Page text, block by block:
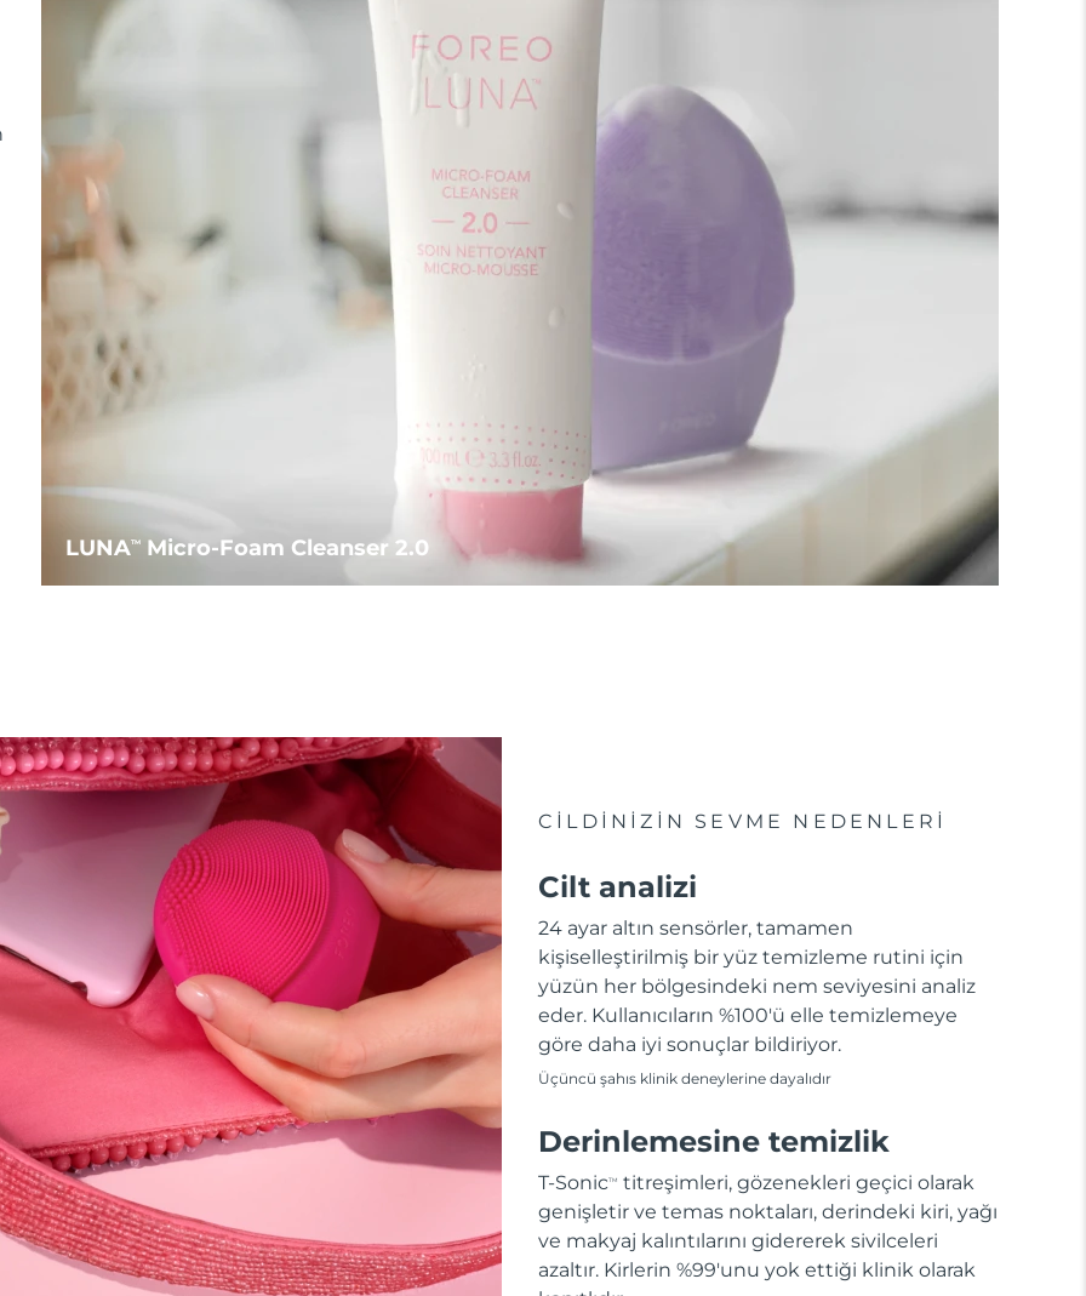
LUNATMMicro-Foam Cleanser 2.0
CİLDİNİZİN SEVME NEDENLERİ
Cilt analizi
24 ayar altın sensörler, tamamen
kişiselleştirilmiş bir yüz temizleme rutini için
yüzün her bölgesindeki nem seviyesini analiz
eder. Kullanıcıların %100'ü elle temizlemeye
göre daha iyi sonuçlar bildiriyor.
Üçüncü şahıs klinik deneylerine dayalıdır
Derinlemesine temizlik
T-SonicTM
titreşimleri, gözenekleri geçici olarak
genişletir ve temas noktaları, derindeki kiri, yağı
ve makyaj kalıntılarını gidererek sivilceleri
azaltır. Kirlerin %99'unu yok ettiği klinik olarak